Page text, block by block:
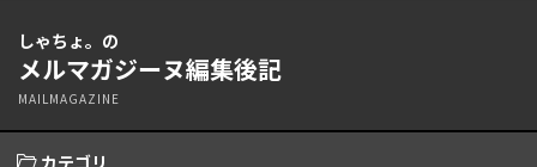
しゃちょ。の
メルマガジーヌ編集後記
MAILMAGAZINE
カテゴリ